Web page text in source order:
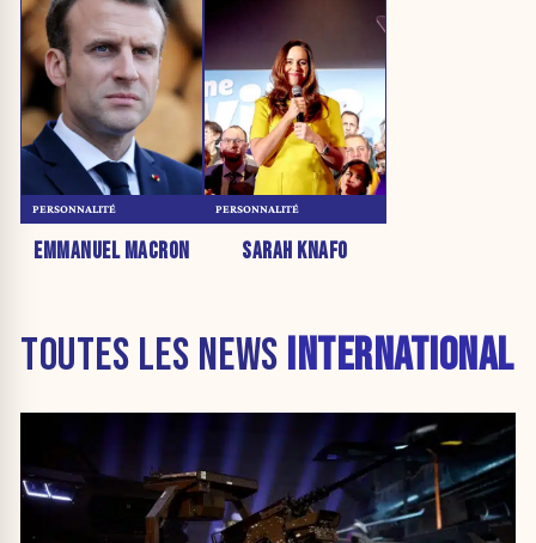
EMMANUEL MACRON
PERSONNALITÉ
SARAH KNAFO
PERSONNALITÉ
TOUTES LES NEWS INTERNATIONAL